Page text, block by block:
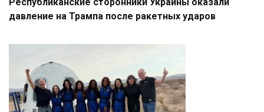
Республиканские сторонники Украины оказали
давление на Трампа после ракетных ударов